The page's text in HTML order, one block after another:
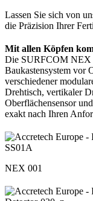
Lassen Sie sich von
die Präzision Ihrer
Mit allen Köpfen
Die SURFCOM NEX
Baukastensystem vor
verschiedener
Drehtisch, vertikaler
Oberflächensensor
exakt nach Ihren
NEX 001